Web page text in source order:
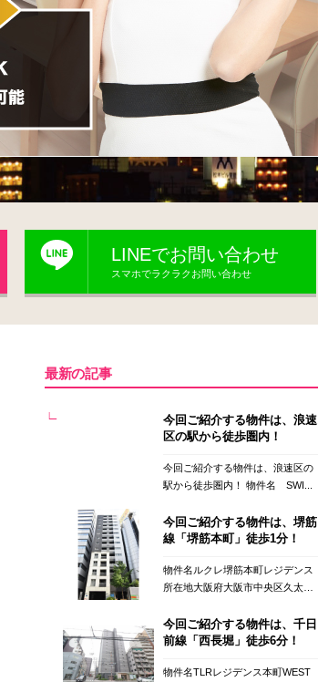
LINEでお問い合わせ
スマホでラクラクお問い合わせ
最新の記事
今回ご紹介する物件は、浪速
区の駅から徒歩圏内！
今回ご紹介する物件は、浪速区の
駅から徒歩圏内！ 物件名 SWI...
今回ご紹介する物件は、堺筋
線「堺筋本町」徒歩1分！
物件名ルクレ堺筋本町レジデンス
所在地大阪府大阪市中央区久太
今回ご紹介する物件は、千日
前線「西長堀」徒歩6分！
物件名TLRレジデンス本町WEST